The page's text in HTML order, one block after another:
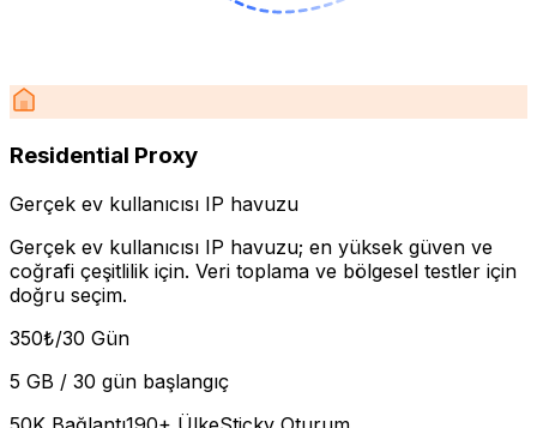
Residential Proxy
Gerçek ev kullanıcısı IP havuzu
Gerçek ev kullanıcısı IP havuzu; en yüksek güven ve
coğrafi çeşitlilik için. Veri toplama ve bölgesel testler için
doğru seçim.
350₺/30 Gün
5 GB / 30 gün başlangıç